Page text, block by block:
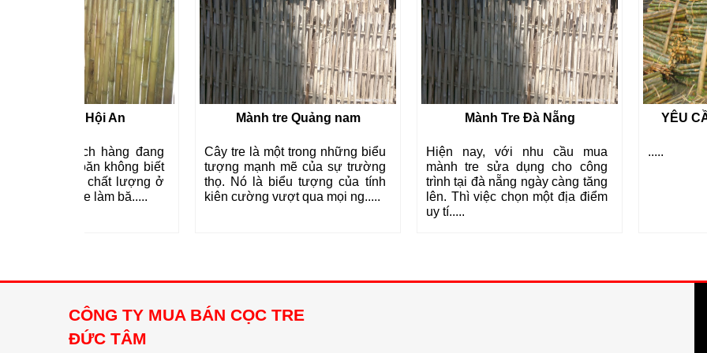
Mành tre Quảng nam
Cây tre là một trong những biểu
tượng mạnh mẽ của sự trường
thọ. Nó là biểu tượng của tính
kiên cường vượt qua mọi ng.....
Mành Tre Đà Nẵng
Hiện nay, với nhu cầu mua
mành tre sửa dụng cho công
trình tại đà nẵng ngày càng tăng
lên. Thì việc chọn một địa điểm
YÊU CẦU CỦA MÀNH
.....
CÔNG TY MUA BÁN CỌC TRE
ĐỨC TÂM